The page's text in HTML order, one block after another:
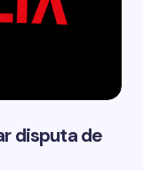
disputa de